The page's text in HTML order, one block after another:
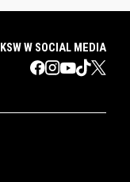
KSW W SOCIAL MEDIA